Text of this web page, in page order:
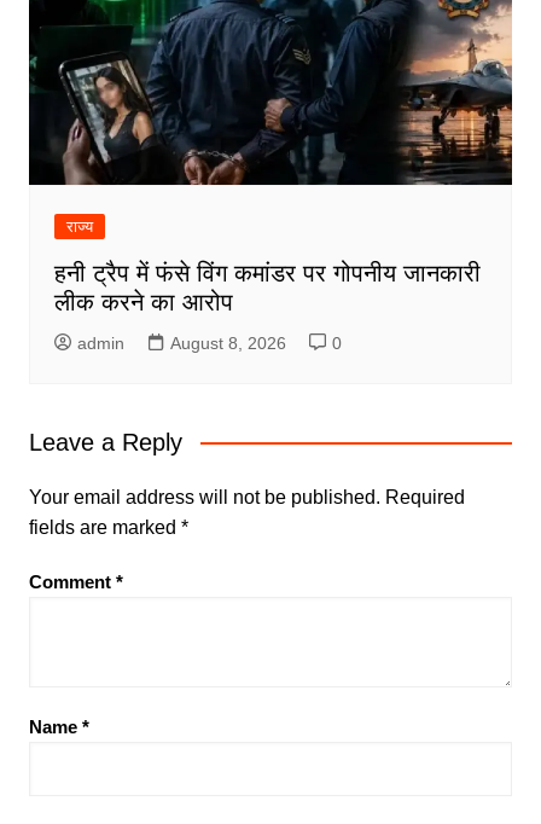
राज्य
हनी ट्रैप में फंसे विंग कमांडर पर गोपनीय जानकारी
लीक करने का आरोप
admin August 8, 2026 0
Leave a Reply
Your email address will not be published. Required
fields are marked *
Comment *
Name *